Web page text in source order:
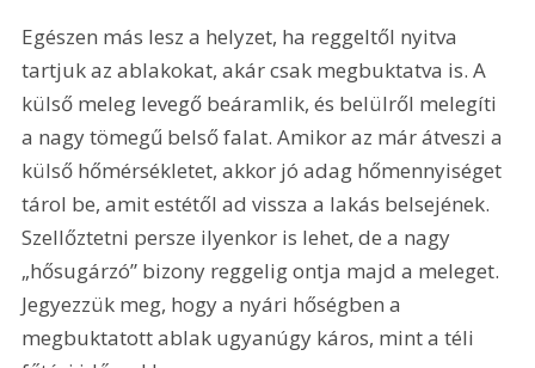
Egészen más lesz a helyzet, ha reggeltől nyitva
tartjuk az ablakokat, akár csak megbuktatva is. A
külső meleg levegő beáramlik, és belülről melegíti
a nagy tömegű belső falat. Amikor az már átveszi a
külső hőmérsékletet, akkor jó adag hőmennyiséget
tárol be, amit estétől ad vissza a lakás belsejének.
Szellőztetni persze ilyenkor is lehet, de a nagy
„hősugárzó” bizony reggelig ontja majd a meleget.
Jegyezzük meg, hogy a nyári hőségben a
megbuktatott ablak ugyanúgy káros, mint a téli